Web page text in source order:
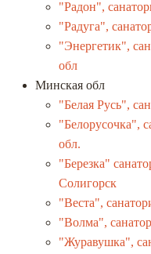
"Радон",
"Радуга",
"Энергетик",
обл
Минская обл
"Белая Русь",
"Белорусочка",
обл.
"Березка"
Солигорск
"Веста",
"Волма",
"Журавушка",